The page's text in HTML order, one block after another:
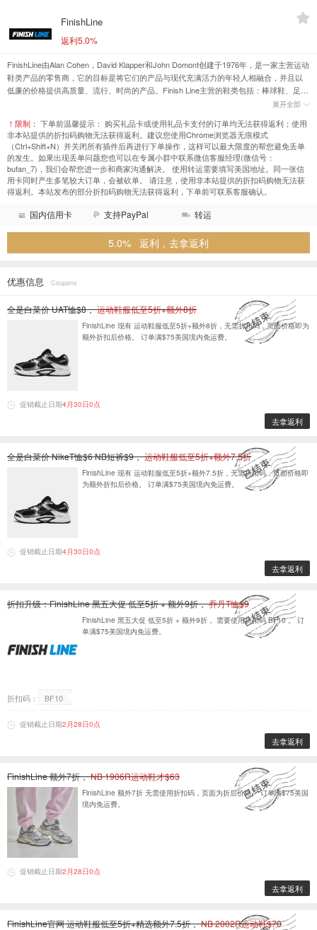
FinishLine
返利5.0%
FinishLine由Alan Cohen，David Klapper和John Domont创建于1976年，是一家主营运动
鞋类产品的零售商，它的目标是将它们的产品与现代充满活力的年轻人相融合，并且以
低廉的价格提供高质量、流行、时尚的产品。Finish Line主营的鞋类包括：棒球鞋、足球
鞋、跑鞋、休闲鞋、滑冰鞋等。销售的品牌包括：阿迪达斯、匡威、新百伦、耐克等。
展开全部
！限制： 下单前温馨提示： 购买礼品卡或使用礼品卡支付的订单均无法获得返利；使用
非本站提供的折扣码购物无法获得返利。建议您使用Chrome浏览器无痕模式
（Ctrl+Shift+N）并关闭所有插件后再进行下单操作，这样可以最大限度的帮您避免丢单
的发生。如果出现丢单问题您也可以在专属小群中联系微信客服经理(微信号：
bufan_7)，我们会帮您进一步和商家沟通解决。 使用转运需要填写美国地址。同一张信
用卡同时产生多笔较大订单，会被砍单。 请注意，使用非本站提供的折扣码购物无法获
得返利。本站发布的部分折扣码购物无法获得返利，下单前可联系客服确认。
国内信用卡 支持PayPal 转运
5.0% 返利，去拿返利
优惠信息 · Coupons
全是白菜价 UAT恤$8，运动鞋服低至5折+额外8折
FinishLine 现有 运动鞋服低至5折+额外8折，无需折扣码，页面价格即为
额外折扣后价格。 订单满$75美国境内免运费。
促销截止日期4月30日0点
去拿返利
全是白菜价 NikeT恤$6 NB短裤$9，运动鞋服低至5折+额外7.5折
FinishLine 现有 运动鞋服低至5折+额外7.5折，无需折扣码，页面价格即
为额外折扣后价格。 订单满$75美国境内免运费。
促销截止日期4月30日0点
去拿返利
折扣升级：FinishLine 黑五大促 低至5折 + 额外9折，乔丹T恤$9
FinishLine 黑五大促 低至5折 + 额外9折， 需要使用折扣码 BF10 。 订
单满$75美国境内免运费。
折扣码： BF10
促销截止日期2月28日0点
去拿返利
FinishLine 额外7折，NB 1906R运动鞋才$63
FinishLine 额外7折 无需使用折扣码，页面为折后价格。 订单满$75美国
境内免运费。
促销截止日期2月28日0点
去拿返利
FinishLine官网 运动鞋服低至5折+精选额外7.5折，NB 2002R运动鞋$70